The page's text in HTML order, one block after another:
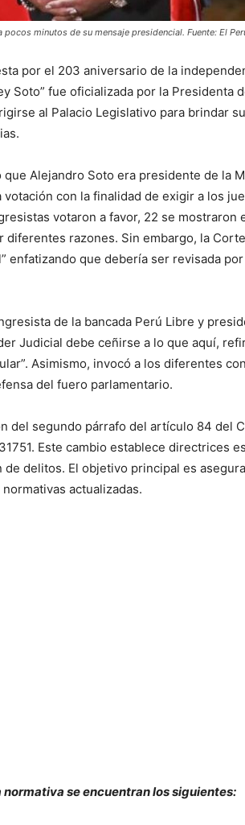
minutos de su mensaje presidencial. Fuente: El
por el 203 aniversario de la
Soto” fue oficializada por la Presidenta
al Palacio Legislativo para brindar
Alejandro Soto era presidente de la
con la finalidad de exigir a los
votaron a favor, 22 se mostraron
razones. Sin embargo, la
enfatizando que debería ser revisada
de la bancada Perú Libre y
Judicial debe ceñirse a lo que aquí,
Asimismo, invocó a los diferentes
del fuero parlamentario.
del segundo párrafo del artículo 84 del
Este cambio establece directrices
delitos. El objetivo principal es
actualizadas.
se encuentran los siguientes: